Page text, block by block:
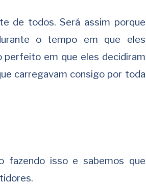
de todos. Será assim porque
o tempo em que eles
perfeito em que eles decidiram
carregavam consigo por toda
fazendo isso e sabemos que